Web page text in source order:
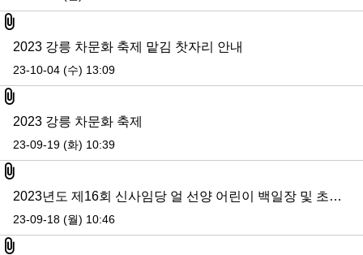
첨부파일
2023 강릉 차문화 축제 맡김 찻자리 안내
23-10-04 (수) 13:09
첨부파일
2023 강릉 차문화 축제
23-09-19 (화) 10:39
첨부파일
2023년도 제16회 신사임당 얼 선양 어린이 백일장 및 초충도 그리기 대회 입상자 발표
23-09-18 (월) 10:46
첨부파일